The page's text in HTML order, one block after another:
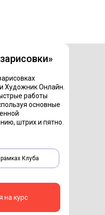
Художник Онлайн.
работы
основные
штрих и пятно.
на курс
Клуба